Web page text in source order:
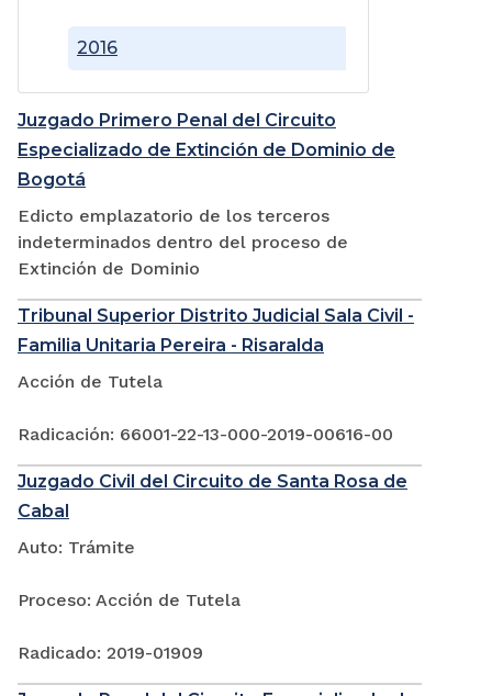
2016
Juzgado Primero Penal del Circuito
Especializado de Extinción de Dominio de
Bogotá
Edicto emplazatorio de los terceros
indeterminados dentro del proceso de
Extinción de Dominio
Tribunal Superior Distrito Judicial Sala Civil -
Familia Unitaria Pereira - Risaralda
Acción de Tutela
Radicación: 66001-22-13-000-2019-00616-00
Juzgado Civil del Circuito de Santa Rosa de
Cabal
Auto: Trámite
Proceso: Acción de Tutela
Radicado: 2019-01909